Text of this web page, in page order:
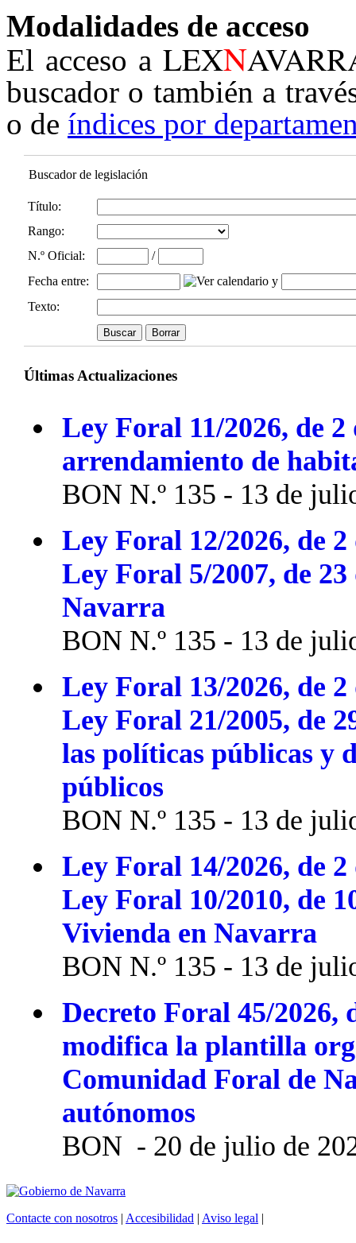
Modalidades de acceso
El acceso aLEXN
buscador o también a
o de índices por
Buscador de legislación
Título:
Rango:
N.º Oficial:
/
Fecha entre:
y
Texto:
Últimas Actualizaciones
Ley Foral 11/2026, de
arrendamiento de
BON N.º 135 - 13 de
Ley Foral 12/2026, de
Ley Foral 5/2007, de
Navarra
BON N.º 135 - 13 de
Ley Foral 13/2026, de
Ley Foral 21/2005, de
las políticas públicas y
públicos
BON N.º 135 - 13 de
Ley Foral 14/2026, de
Ley Foral 10/2010, de
Vivienda en Navarra
BON N.º 135 - 13 de
Decreto Foral 45/2026,
modifica la plantilla
Comunidad Foral de
autónomos
BON - 20 de julio de
Contacte con nosotros | Accesibilidad | Aviso legal |